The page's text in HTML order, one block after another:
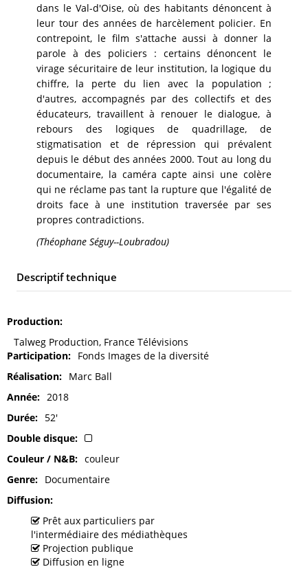
dans le Val-d'Oise, où des habitants dénoncent à
leur tour des années de harcèlement policier. En
contrepoint, le film s'attache aussi à donner la
parole à des policiers : certains dénoncent le
virage sécuritaire de leur institution, la logique du
chiffre, la perte du lien avec la population ;
d'autres, accompagnés par des collectifs et des
éducateurs, travaillent à renouer le dialogue, à
rebours des logiques de quadrillage, de
stigmatisation et de répression qui prévalent
depuis le début des années 2000. Tout au long du
documentaire, la caméra capte ainsi une colère
qui ne réclame pas tant la rupture que l'égalité de
droits face à une institution traversée par ses
propres contradictions.
(Théophane Séguy--Loubradou)
Descriptif technique
Production
Talweg Production, France Télévisions
Participation
Fonds Images de la diversité
Réalisation
Marc Ball
Année
2018
Durée
52'
Double disque
Couleur / N&B
couleur
Genre
Documentaire
Diffusion
Prêt aux particuliers par
l'intermédiaire des médiathèques
Projection publique
Diffusion en ligne